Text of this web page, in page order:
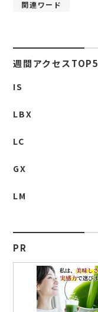
関連ワード
週間アクセスTOP5
IS
LBX
LC
GX
LM
PR